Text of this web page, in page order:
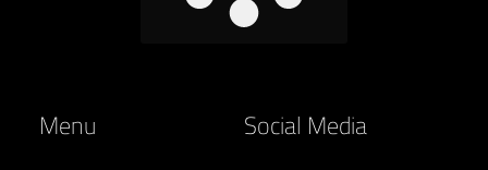
Menu Social Media